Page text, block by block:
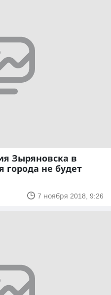
Зыряновска в
города не будет
7 ноября 2018, 9:26